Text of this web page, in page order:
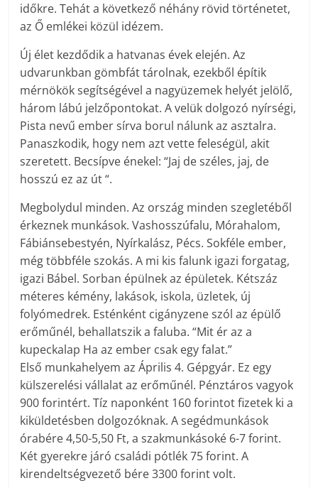
időkre. Tehát a következő néhány rövid történetet,
az Ő emlékei közül idézem.
Új élet kezdődik a hatvanas évek elején. Az
udvarunkban gömbfát tárolnak, ezekből építik
mérnökök segítségével a nagyüzemek helyét jelölő,
három lábú jelzőpontokat. A velük dolgozó nyírségi,
Pista nevű ember sírva borul nálunk az asztalra.
Panaszkodik, hogy nem azt vette feleségül, akit
szeretett. Becsípve énekel: “Jaj de széles, jaj, de
hosszú ez az út “.
Megbolydul minden. Az ország minden szegletéből
érkeznek munkások. Vashosszúfalu, Mórahalom,
Fábiánsebestyén, Nyírkalász, Pécs. Sokféle ember,
még többféle szokás. A mi kis falunk igazi forgatag,
igazi Bábel. Sorban épülnek az épületek. Kétszáz
méteres kémény, lakások, iskola, üzletek, új
folyómedrek. Esténként cigányzene szól az épülő
erőműnél, behallatszik a faluba. “Mit ér az a
kupeckalap Ha az ember csak egy falat.”
Első munkahelyem az Április 4. Gépgyár. Ez egy
külszerelési vállalat az erőműnél. Pénztáros vagyok
900 forintért. Tíz naponként 160 forintot fizetek ki a
kiküldetésben dolgozóknak. A segédmunkások
órabére 4,50-5,50 Ft, a szakmunkásoké 6-7 forint.
Két gyerekre járó családi pótlék 75 forint. A
kirendeltségvezető bére 3300 forint volt.